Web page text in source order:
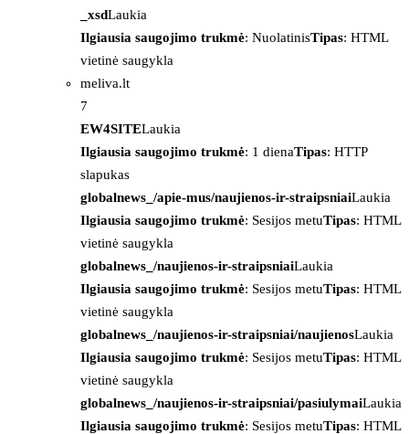
_xsdLaukia
Ilgiausia saugojimo trukmė: NuolatinisTipas: HTML
vietinė saugykla
meliva.lt
7
EW4SITELaukia
Ilgiausia saugojimo trukmė: 1 dienaTipas: HTTP
slapukas
globalnews_/apie-mus/naujienos-ir-straipsniaiLaukia
Ilgiausia saugojimo trukmė: Sesijos metuTipas: HTML
vietinė saugykla
globalnews_/naujienos-ir-straipsniaiLaukia
Ilgiausia saugojimo trukmė: Sesijos metuTipas: HTML
vietinė saugykla
globalnews_/naujienos-ir-straipsniai/naujienosLaukia
Ilgiausia saugojimo trukmė: Sesijos metuTipas: HTML
vietinė saugykla
globalnews_/naujienos-ir-straipsniai/pasiulymaiLaukia
Ilgiausia saugojimo trukmė: Sesijos metuTipas: HTML